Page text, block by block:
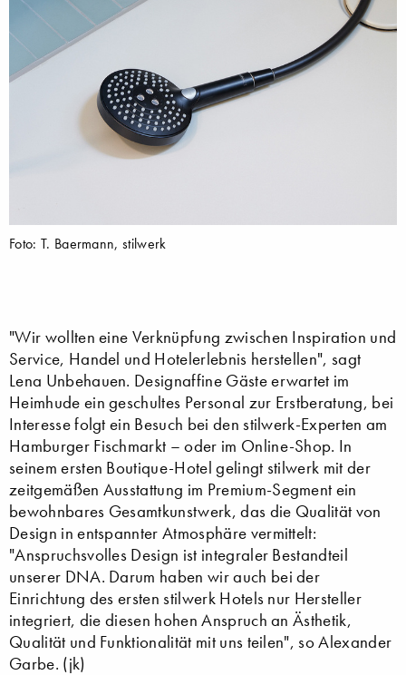
Foto: T. Baermann, stilwerk
"Wir wollten eine Verknüpfung zwischen Inspiration und
Service, Handel und Hotelerlebnis herstellen", sagt
Lena Unbehauen. Designaffine Gäste erwartet im
Heimhude ein geschultes Personal zur Erstberatung, bei
Interesse folgt ein Besuch bei den stilwerk-Experten am
Hamburger Fischmarkt – oder im Online-Shop. In
seinem ersten Boutique-Hotel gelingt stilwerk mit der
zeitgemäßen Ausstattung im Premium-Segment ein
bewohnbares Gesamtkunstwerk, das die Qualität von
Design in entspannter Atmosphäre vermittelt:
"Anspruchsvolles Design ist integraler Bestandteil
unserer DNA. Darum haben wir auch bei der
Einrichtung des ersten stilwerk Hotels nur Hersteller
integriert, die diesen hohen Anspruch an Ästhetik,
Qualität und Funktionalität mit uns teilen", so Alexander
Garbe. (jk)